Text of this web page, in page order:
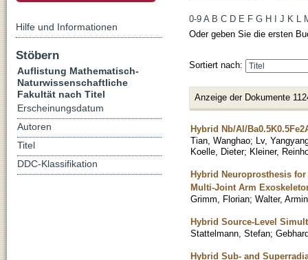
0-9 A B C D E F G H J K L
Oder geben Sie die ersten
Sortiert nach:
Anzeige der Dokumente
Hybrid Nb/Al/
Tian, Wanghao; Lv,
Koelle, Dieter; Kleiner,
Hybrid Neuroprosthesis
Multi-Joint Arm
Grimm, Florian; Walter, Armin
Hybrid Source-Level
Stattelmann, Stefan;
Hybrid Sub- and
Hilfe und Informationen
Stöbern
Auflistung Mathematisch-
Naturwissenschaftliche
Fakultät nach Titel
Erscheinungsdatum
Autoren
Titel
DDC-Klassifikation